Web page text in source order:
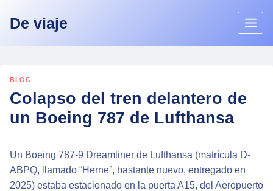
De viaje
BLOG
Colapso del tren delantero de
un Boeing 787 de Lufthansa
Un Boeing 787-9 Dreamliner de Lufthansa (matrícula D-
ABPQ, llamado “Herne”, bastante nuevo, entregado en
2025) estaba estacionado en la puerta A15, del Aeropuerto